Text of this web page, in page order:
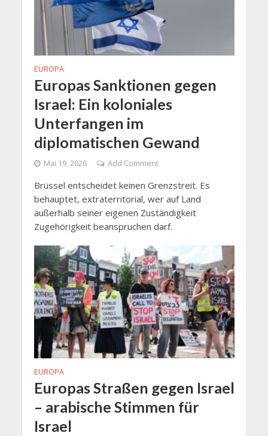
EUROPA
Europas Sanktionen gegen
Israel: Ein koloniales
Unterfangen im
diplomatischen Gewand
Mai 19, 2026 Add Comment
Brüssel entscheidet keinen Grenzstreit. Es
behauptet, extraterritorial, wer auf Land
außerhalb seiner eigenen Zuständigkeit
Zugehörigkeit beanspruchen darf.
EUROPA
Europas Straßen gegen Israel
– arabische Stimmen für
Israel